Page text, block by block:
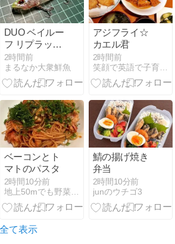
DUO ベイルー
フ リプラッシ
ュ62F徹底イ
ンプレ！
2時間前
まるなか大衆鮮魚
アジフライ☆
カエル君
2時間前
ベーコンとト
マトのパスタ
2時間10分前
鯖の揚げ焼き
弁当
2時間10分前
junのウチゴ3
全て表示